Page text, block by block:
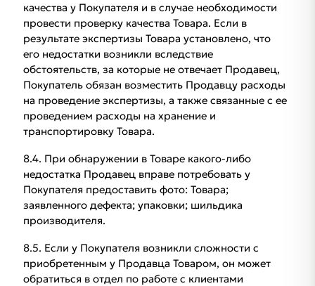
качества у Покупателя и в случае необходимости
провести проверку качества Товара. Если в
результате экспертизы Товара установлено, что
его недостатки возникли вследствие
обстоятельств, за которые не отвечает Продавец,
Покупатель обязан возместить Продавцу расходы
на проведение экспертизы, а также связанные с ее
проведением расходы на хранение и
транспортировку Товара.
8.4. При обнаружении в Товаре какого-либо
недостатка Продавец вправе потребовать у
Покупателя предоставить фото: Товара;
заявленного дефекта; упаковки; шильдика
производителя.
8.5. Если у Покупателя возникли сложности с
приобретенным у Продавца Товаром, он может
обратиться в отдел по работе с клиентами